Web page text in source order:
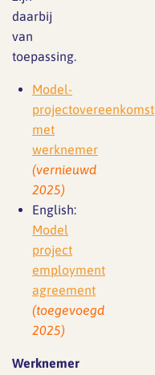
daarbij
van
toepassing.
Model-
projectovereenkomst
met
werknemer
(vernieuwd
2025)
English:
Model
project
employment
agreement
(toegevoegd
2025)
Werknemer